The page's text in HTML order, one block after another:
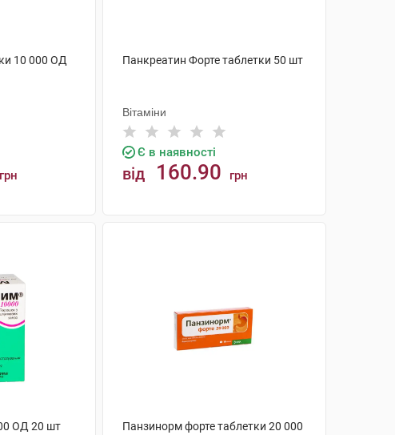
10 000 ОД
грн
Панкреатин Форте таблетки 50 шт
Вітаміни
Є в наявності
від 160.90 грн
ОД 20 шт
Панзинорм форте таблетки 20 000